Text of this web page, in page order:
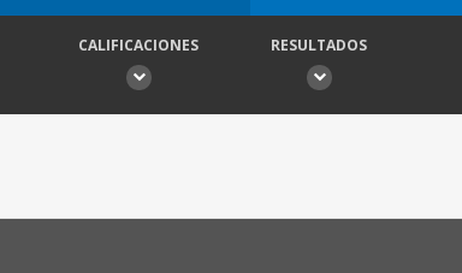
CALIFICACIONES RESULTADOS